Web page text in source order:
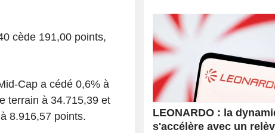
cède 191,00 points,
Cap a cédé 0,6% à
terrain à 34.715,39 et
8.916,57 points.
LEONARDO : la
s'accélère avec un